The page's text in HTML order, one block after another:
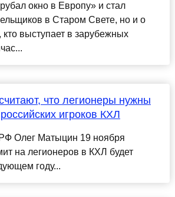
окно в Европу» и стал
в Старом Свете, но и о
кто выступает в зарубежных
что легионеры нужны
игроков КХЛ
Олег Матыцин 19 ноября
на легионеров в КХЛ будет
году...